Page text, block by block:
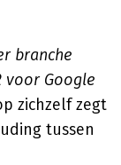
branche
voor Google
zichzelf zegt
tussen